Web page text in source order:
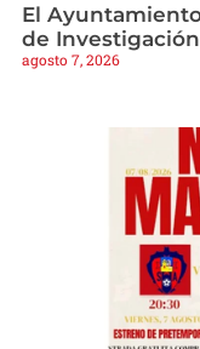
El
de
agosto 7, 2026